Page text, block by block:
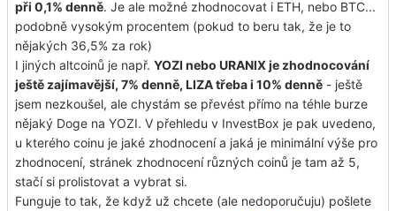
při 0,1% denně. Je ale možné zhodnocovat i ETH, nebo BTC...
podobně vysokým procentem (pokud to beru tak, že je to
nějakých 36,5% za rok)
I jiných altcoinů je např. YOZI nebo URANIX je zhodnocování
ještě zajímavější, 7% denně, LIZA třeba i 10% denně - ještě
jsem nezkoušel, ale chystám se převést přímo na téhle burze
nějaký Doge na YOZI. V přehledu v InvestBox je pak uvedeno,
u kterého coinu je jaké zhodnocení a jaká je minimální výše pro
zhodnocení, stránek zhodnocení různých coinů je tam až 5,
stačí si prolistovat a vybrat si.
Funguje to tak, že když už chcete (ale nedoporučuju) pošlete